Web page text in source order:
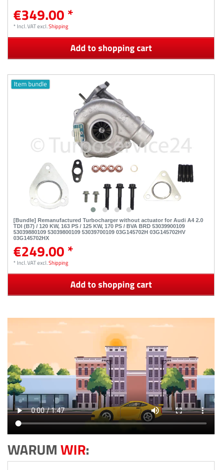
€349.00 *
* Incl. VATexcl.Shipping
Add to shopping cart
Item bundle
[Bundle] Remanufactured Turbocharger without actuator for Audi A4 2.0
TDI (B7) / 120 KW, 163 PS / 125 KW, 170 PS / BVA BRD 53039900109
53039880109 53039800109 53039700109 03G145702H 03G145702HV
03G145702HX
€249.00 *
* Incl. VATexcl.Shipping
Add to shopping cart
WARUMWIR: